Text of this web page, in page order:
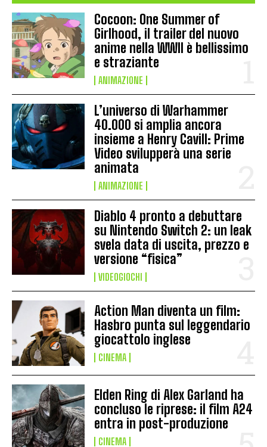
Cocoon: One Summer of
Girlhood, il trailer del nuovo
anime nella WWII è bellissimo
e straziante
ANIMAZIONE
L’universo di Warhammer
40.000 si amplia ancora
insieme a Henry Cavill: Prime
Video svilupperà una serie
animata
ANIMAZIONE
Diablo 4 pronto a debuttare
su Nintendo Switch 2: un leak
svela data di uscita, prezzo e
versione “fisica”
VIDEOGIOCHI
Action Man diventa un film:
Hasbro punta sul leggendario
giocattolo inglese
CINEMA
Elden Ring di Alex Garland ha
concluso le riprese: il film A24
entra in post-produzione
CINEMA